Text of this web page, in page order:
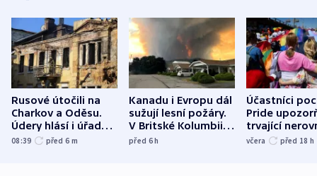
Rusové útočili na
Charkov a Oděsu.
Údery hlásí i úřady v
Bělgorodu
08:39 před 6 m
Kanadu i Evropu dál
sužují lesní požáry.
V Britské Kolumbii
evakuovali tisíce lidí
před 6h
Účastníci
Pride
trvající
včera před 18 h